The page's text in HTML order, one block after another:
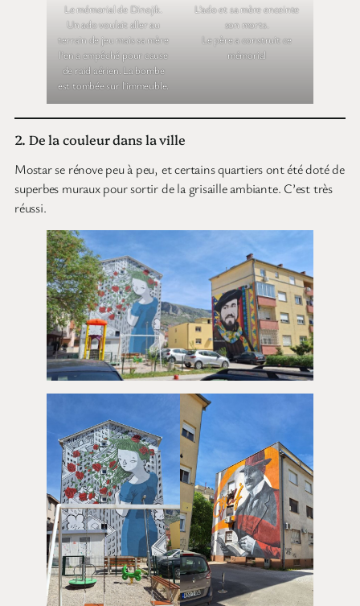
Le mémorial de Dinojik.
Un ado voulait aller au
terrain de jeu mais sa mère
l’en a empêché pour cause
de raid aérien. La bombe
est tombée sur l’immeuble.
L’ado et sa mère enceinte
son morts.
Le père a construit ce
mémorial
2. De la couleur dans la ville
Mostar se rénove peu à peu, et certains quartiers ont été doté de
superbes muraux pour sortir de la grisaille ambiante. C’est très
réussi.